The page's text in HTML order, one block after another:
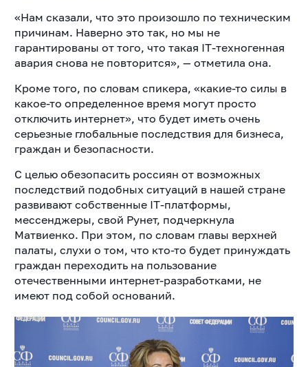
«Нам сказали, что это произошло по техническим
причинам. Наверно это так, но мы не
гарантированы от того, что такая IT-техногенная
авария снова не повторится», — отметила она.
Кроме того, по словам спикера, «какие-то силы в
какое-то определенное время могут просто
отключить интернет», что будет иметь очень
серьезные глобальные последствия для бизнеса,
граждан и безопасности.
С целью обезопасить россиян от возможных
последствий подобных ситуаций в нашей стране
развивают собственные IT-платформы,
мессенджеры, свой Рунет, подчеркнула
Матвиенко. При этом, по словам главы верхней
палаты, слухи о том, что кто-то будет принуждать
граждан переходить на пользование
отечественными интернет-разработками, не
имеют под собой оснований.